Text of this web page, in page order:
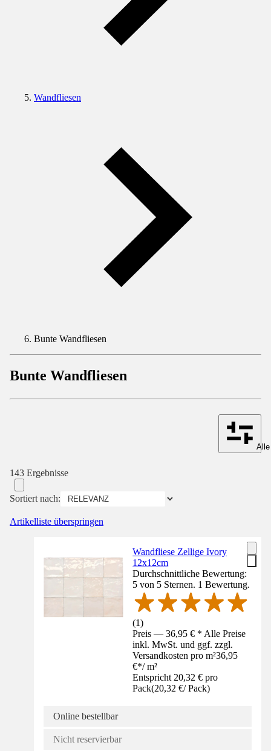
Wandfliesen
Bunte Wandfliesen
Bunte Wandfliesen
143 Ergebnisse
Sortiert nach:
Artikelliste überspringen
Wandfliese Zellige Ivory
12x12cm
Durchschnittliche Bewertung:
5 von 5 Sternen. 1 Bewertung.
(1)
Preis — 36,95 € * Alle Preise
inkl. MwSt. und ggf. zzgl.
Versandkosten pro m²36,95
€*/ m²
Entspricht 20,32 € pro
Pack(20,32 €/ Pack)
Online bestellbar
Nicht reservierbar